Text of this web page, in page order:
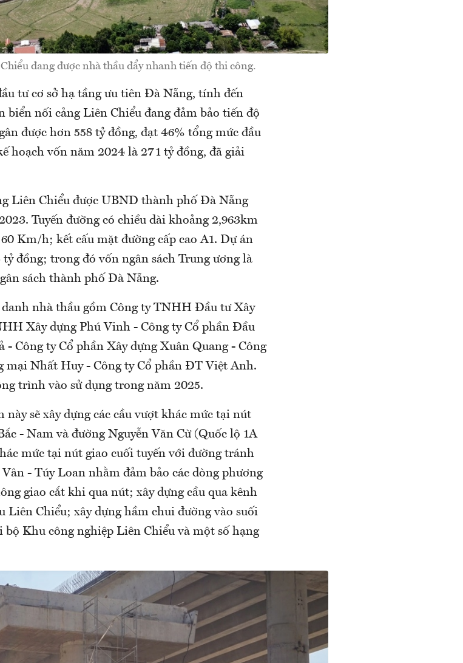
đang được nhà thầu đẩy nhanh tiến độ thi công.
tư cơ sở hạ tầng ưu tiên Đà Nẵng, tính đến
biển nối cảng Liên Chiểu đang đảm bảo tiến độ
được hơn 558 tỷ đồng, đạt 46% tổng mức đầu
hoạch vốn năm 2024 là 271 tỷ đồng, đã giải
Liên Chiểu được UBND thành phố Đà Nẵng
Tuyến đường có chiều dài khoảng 2,963km
Km/h; kết cấu mặt đường cấp cao A1. Dự án
đồng; trong đó vốn ngân sách Trung ương là
sách thành phố Đà Nẵng.
nhà thầu gồm Công ty TNHH Đầu tư Xây
Xây dựng Phú Vinh - Công ty Cổ phần Đầu
Công ty Cổ phần Xây dựng Xuân Quang - Công
mại Nhất Huy - Công ty Cổ phần ĐT Việt Anh.
trình vào sử dụng trong năm 2025.
này sẽ xây dựng các cầu vượt khác mức tại nút
- Nam và đường Nguyễn Văn Cừ (Quốc lộ 1A
mức tại nút giao cuối tuyến với đường tránh
- Túy Loan nhằm đảm bảo các dòng phương
giao cắt khi qua nút; xây dựng cầu qua kênh
Liên Chiểu; xây dựng hầm chui đường vào suối
Khu công nghiệp Liên Chiểu và một số hạng